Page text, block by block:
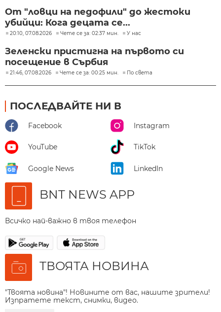
От "ловци на педофили" до жестоки
убийци: Кога децата се...
20:10, 07.08.2026 Чете се за: 02:37 мин. У нас
Зеленски пристигна на първото си
посещение в Сърбия
21:46, 07.08.2026 Чете се за: 00:25 мин. По света
ПОСЛЕДВАЙТЕ НИ В
Facebook Instagram
YouTube TikTok
Google News LinkedIn
BNT NEWS APP
Всичко най-важно в твоя телефон
ТВОЯТА НОВИНА
"Твоята новина"! Новините от вас, нашите зрители!
Изпратете текст, снимки, видео.